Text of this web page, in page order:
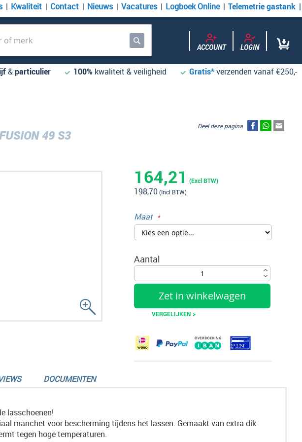
Kwaliteit Contact Nieuws Vacatures Logboek Online Telemetrie gastank
Zoek ACCOUNT LOGIN
&particulier 100% kwaliteit & veiligheid Gratis*verzenden vanaf €250,-
49 S3
198,70
164,21
Maat
Aantal
Zet in winkelwagen
VERGELIJKEN >
Deel deze pagina
lasschoenen!
manchet voor bescherming tijdens het lassen. Gemaakt van extra dik
tegen hoge temperaturen.
DOCUMENTEN